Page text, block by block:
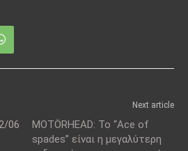
06
Next article
MOTÖRHEAD: Το “Ace of
spades” είναι η μεγαλύτερη